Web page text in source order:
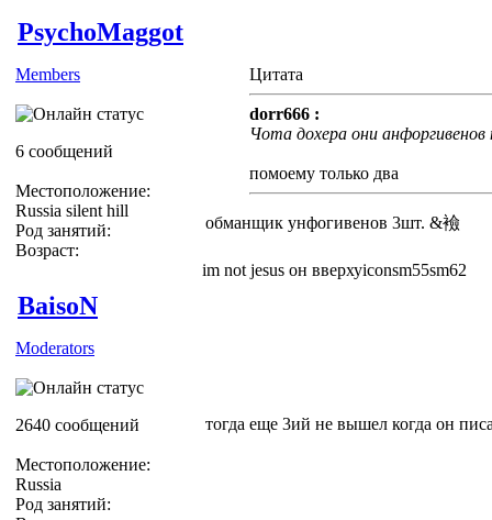
PsychoMaggot
Members
6 сообщений
Местоположение:
Russia silent hill
Род занятий:
Возраст:
Цитата
dorr666 :
Чота дохера они анфоргивенов
помоему только два
обманщик унфогивенов 3шт. &襝
im not jesus он вверхуiconsm55sm62
BaisoN
Moderators
2640 сообщений
Местоположение:
Russia
Род занятий:
тогда еще 3ий не вышел когда он